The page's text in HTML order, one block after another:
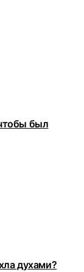
был
духами?